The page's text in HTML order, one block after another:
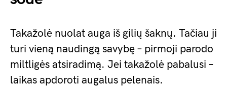
Takažolė nuolat auga iš gilių šaknų. Tačiau ji
turi vieną naudingą savybę – pirmoji parodo
miltligės atsiradimą. Jei takažolė pabalusi –
laikas apdoroti augalus pelenais.